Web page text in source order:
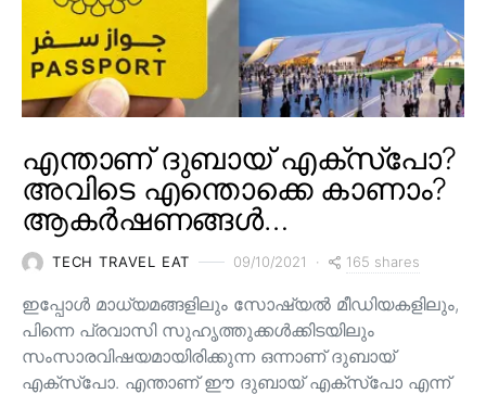
എന്താണ് ദുബായ് എക്സ്പോ?
അവിടെ എന്തൊക്കെ കാണാം?
ആകർഷണങ്ങൾ…
TECH TRAVEL EAT 09/10/2021 165 shares
ഇപ്പോൾ മാധ്യമങ്ങളിലും സോഷ്യൽ മീഡിയകളിലും,
പിന്നെ പ്രവാസി സുഹൃത്തുക്കൾക്കിടയിലും
സംസാരവിഷയമായിരിക്കുന്ന ഒന്നാണ് ദുബായ്
എക്സ്പോ. എന്താണ് ഈ ദുബായ് എക്സ്പോ എന്ന്